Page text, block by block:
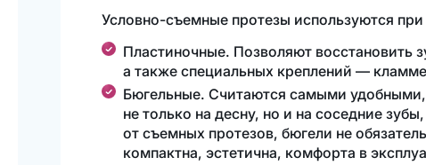
Условно-съемныепротезы используются
Пластиночные. Позволяют восстановить
а также специальных креплений —
Бюгельные. Считаются самыми
не только на десну, но и на соседние
от съемных протезов, бюгели не
компактна, эстетична, комфорта в